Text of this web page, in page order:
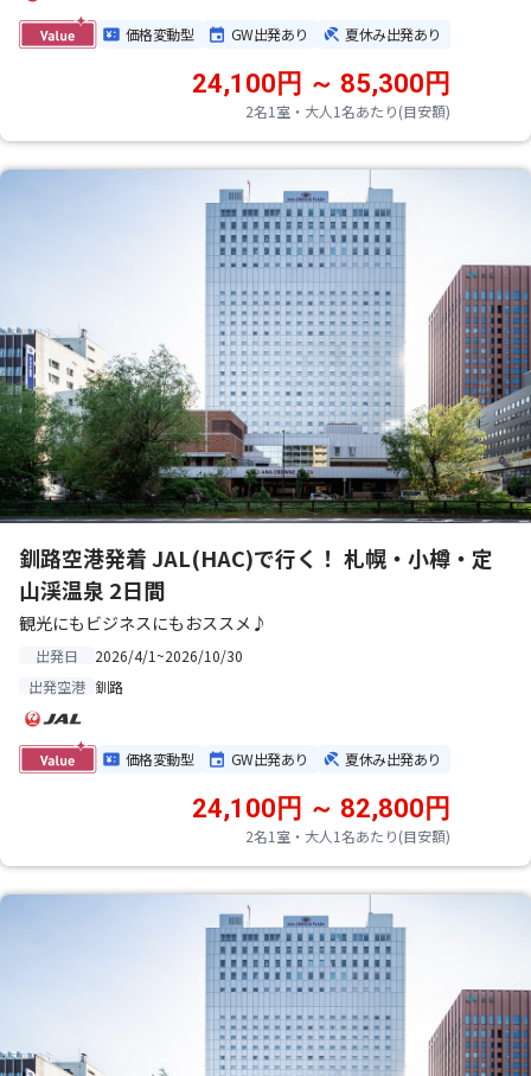
価格変動型 GW出発あり 夏休み出発あり
2名1室・大人1名あたり(目安額)
24,100円 ～ 85,300円
釧路空港発着 JAL(HAC)で行く！ 札幌・小樽・定
山渓温泉 2日間
観光にもビジネスにもおススメ♪
出発日
2026/4/1~2026/10/30
出発空港 釧路
価格変動型 GW出発あり 夏休み出発あり
2名1室・大人1名あたり(目安額)
24,100円 ～ 82,800円